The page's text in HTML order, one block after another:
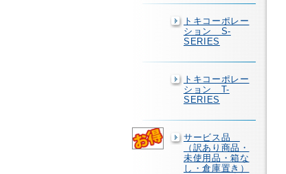
トキコーポレー
ション S-
SERIES
トキコーポレー
ション T-
SERIES
サービス品
（訳あり商品・
未使用品・箱な
し・倉庫置き）